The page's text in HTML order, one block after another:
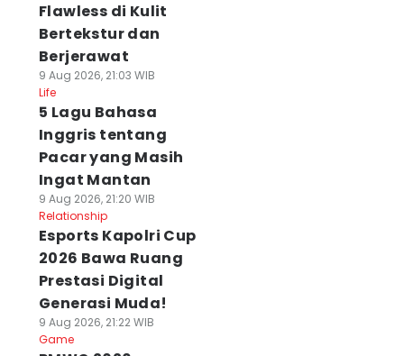
Flawless di Kulit
Bertekstur dan
Berjerawat
9 Aug 2026, 21:03 WIB
Life
5 Lagu Bahasa
Inggris tentang
Pacar yang Masih
Ingat Mantan
9 Aug 2026, 21:20 WIB
Relationship
Esports Kapolri Cup
2026 Bawa Ruang
Prestasi Digital
Generasi Muda!
9 Aug 2026, 21:22 WIB
Game